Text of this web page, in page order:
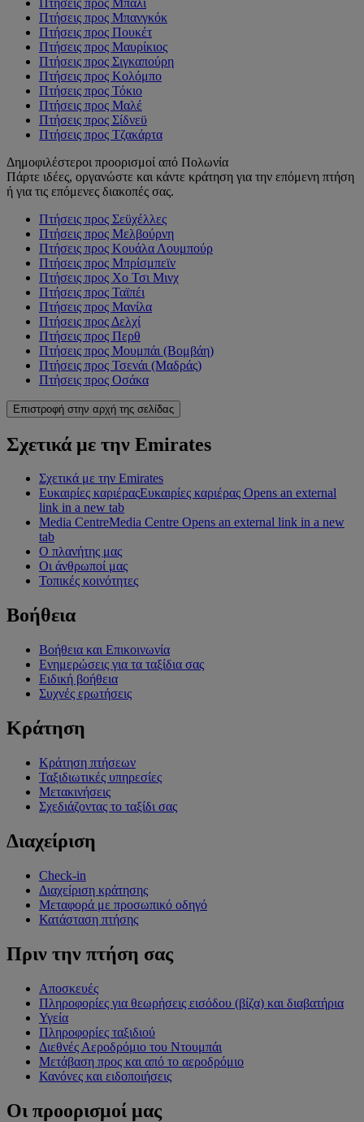
Πτήσεις προς Μπανγκόκ
Πτήσεις προς Πουκέτ
Πτήσεις προς Μαυρίκιος
Πτήσεις προς Σιγκαπούρη
Πτήσεις προς Κολόμπο
Πτήσεις προς Τόκιο
Πτήσεις προς Μαλέ
Πτήσεις προς Σίδνεϋ
Πτήσεις προς Τζακάρτα
Δημοφιλέστεροι προορισμοί από Πολωνία
Πάρτε ιδέες, οργανώστε και κάντε κράτηση για την επόμενη πτήση
ή για τις επόμενες διακοπές σας.
Πτήσεις προς Σεϋχέλλες
Πτήσεις προς Μελβούρνη
Πτήσεις προς Κουάλα Λουμπούρ
Πτήσεις προς Μπρίσμπεϊν
Πτήσεις προς Χο Τσι Μινχ
Πτήσεις προς Ταϊπέι
Πτήσεις προς Μανίλα
Πτήσεις προς Δελχί
Πτήσεις προς Περθ
Πτήσεις προς Μουμπάι (Βομβάη)
Πτήσεις προς Τσενάι (Μαδράς)
Πτήσεις προς Οσάκα
Επιστροφή στην αρχή της σελίδας
Σχετικά με την Emirates
Σχετικά με την Emirates
Ευκαιρίες καριέραςΕυκαιρίες καριέρας Opens an external
link in a new tab
Media CentreMedia Centre Opens an external link in a new
tab
Ο πλανήτης μας
Οι άνθρωποί μας
Τοπικές κοινότητες
Βοήθεια
Βοήθεια και Επικοινωνία
Ενημερώσεις για τα ταξίδια σας
Ειδική βοήθεια
Συχνές ερωτήσεις
Κράτηση
Κράτηση πτήσεων
Ταξιδιωτικές υπηρεσίες
Μετακινήσεις
Σχεδιάζοντας το ταξίδι σας
Διαχείριση
Check-in
Διαχείριση κράτησης
Μεταφορά με προσωπικό οδηγό
Κατάσταση πτήσης
Πριν την πτήση σας
Αποσκευές
Πληροφορίες για θεωρήσεις εισόδου (βίζα) και διαβατήρια
Υγεία
Πληροφορίες ταξιδιού
Διεθνές Αεροδρόμιο του Ντουμπάι
Μετάβαση προς και από το αεροδρόμιο
Κανόνες και ειδοποιήσεις
Οι προορισμοί μας